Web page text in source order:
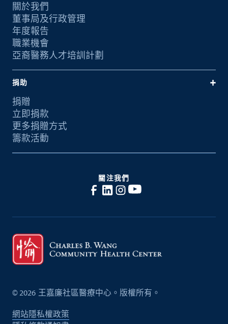
關於我們
董事局及行政管理
年度報告
職業機會
亞裔醫務人才培訓計劃
捐助
捐贈
立即捐款
更多捐贈方式
籌款活動
關注我們
©2026 王嘉廉社區醫療中心。版權所有。
網站隱私權政策